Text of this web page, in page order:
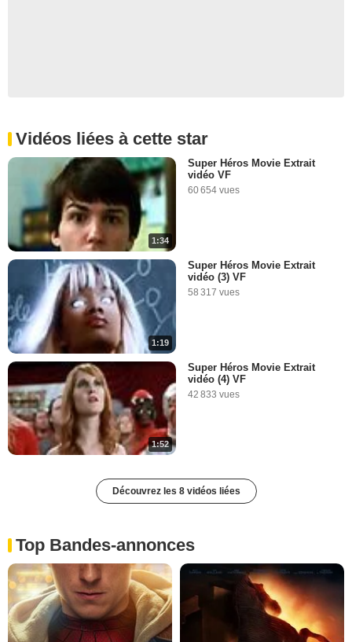
Vidéos liées à cette star
1:34
Super Héros Movie Extrait
vidéo VF
60 654 vues
1:19
Super Héros Movie Extrait
vidéo (3) VF
58 317 vues
1:52
Super Héros Movie Extrait
vidéo (4) VF
42 833 vues
Découvrez les 8 vidéos liées
Top Bandes-annonces